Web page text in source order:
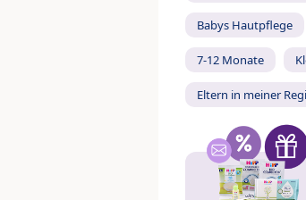
Babys Hautpflege
7-12 Monate
Eltern in meiner